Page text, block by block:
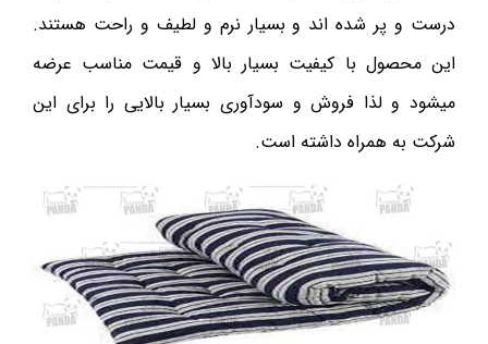
درست و پر شده اند و بسیار نرم و لطیف و راحت هستند.
این محصول با کیفیت بسیار بالا و قیمت مناسب عرضه
میشود و لذا فروش و سودآوری بسیار بالایی را برای این
شرکت به همراه داشته است.